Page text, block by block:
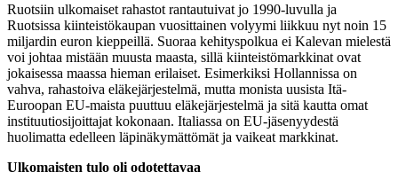
Ruotsiin ulkomaiset rahastot rantautuivat jo 1990-luvulla ja
Ruotsissa kiinteistökaupan vuosittainen volyymi liikkuu nyt noin 15
miljardin euron kieppeillä. Suoraa kehityspolkua ei Kalevan mielestä
voi johtaa mistään muusta maasta, sillä kiinteistömarkkinat ovat
jokaisessa maassa hieman erilaiset. Esimerkiksi Hollannissa on
vahva, rahastoiva eläkejärjestelmä, mutta monista uusista Itä-
Euroopan EU-maista puuttuu eläkejärjestelmä ja sitä kautta omat
instituutiosijoittajat kokonaan. Italiassa on EU-jäsenyydestä
huolimatta edelleen läpinäkymättömät ja vaikeat markkinat.
Ulkomaisten tulo oli odotettavaa